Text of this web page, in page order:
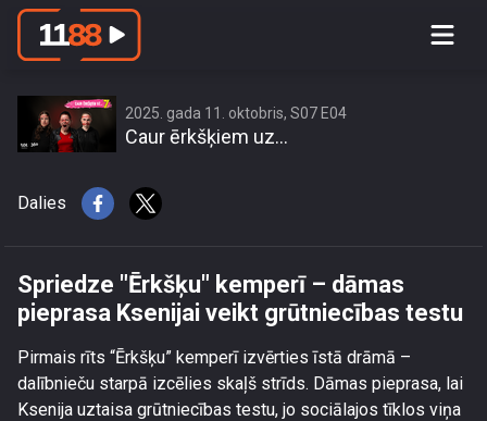
Spriedze \"Ērkšķu\" kemperī – dāmas
2025. gada 11. oktobris, S07 E04
Caur ērkšķiem uz...
Dalies
Spriedze "Ērkšķu" kemperī – dāmas
pieprasa Ksenijai veikt grūtniecības testu
Pirmais rīts “Ērkšķu” kemperī izvērties īstā drāmā –
dalībnieču starpā izcēlies skaļš strīds. Dāmas pieprasa, lai
Ksenija uztaisa grūtniecības testu, jo sociālajos tīklos viņa